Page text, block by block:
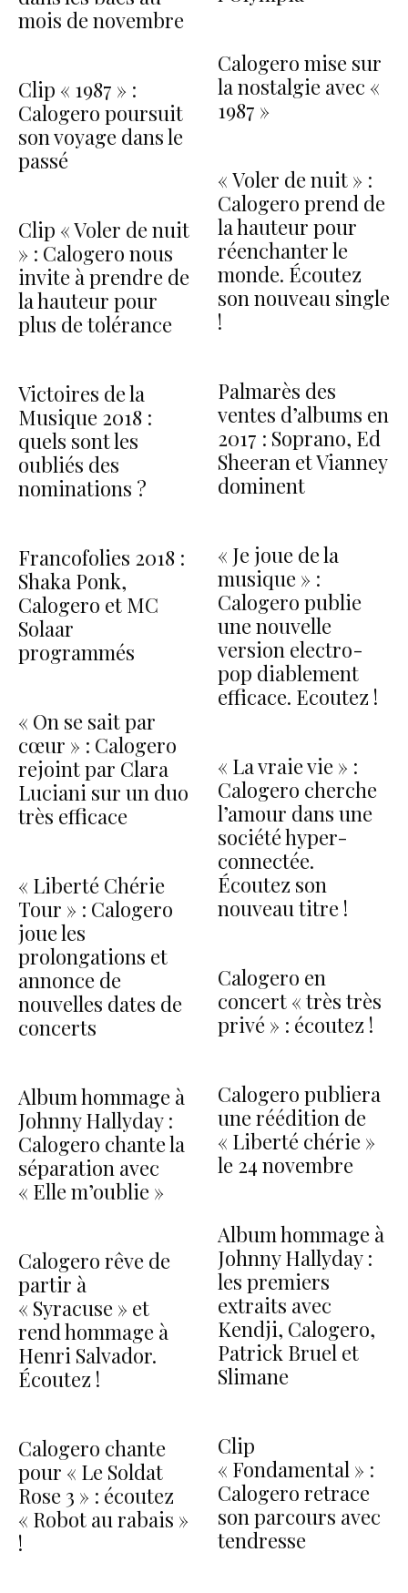
mois de novembre
Clip « 1987 » :
Calogero poursuit
son voyage dans le
passé
Clip « Voler de nuit
» : Calogero nous
invite à prendre de
la hauteur pour
plus de tolérance
Victoires de la
Musique 2018 :
quels sont les
oubliés des
nominations ?
Francofolies 2018 :
Shaka Ponk,
Calogero et MC
Solaar
programmés
« On se sait par
cœur » : Calogero
rejoint par Clara
Luciani sur un duo
très efficace
« Liberté Chérie
Tour » : Calogero
joue les
prolongations et
annonce de
nouvelles dates de
concerts
Album hommage à
Johnny Hallyday :
Calogero chante la
séparation avec
« Elle m’oublie »
Calogero rêve de
partir à
« Syracuse » et
rend hommage à
Henri Salvador.
Écoutez !
Calogero chante
pour « Le Soldat
Rose 3 » : écoutez
« Robot au rabais »
!
Calogero mise sur
la nostalgie avec «
1987 »
« Voler de nuit » :
Calogero prend de
la hauteur pour
réenchanter le
monde. Écoutez
son nouveau single
!
Palmarès des
ventes d’albums en
2017 : Soprano, Ed
Sheeran et Vianney
dominent
« Je joue de la
musique » :
Calogero publie
une nouvelle
version electro-
pop diablement
efficace. Ecoutez !
« La vraie vie » :
Calogero cherche
l’amour dans une
société hyper-
connectée.
Écoutez son
nouveau titre !
Calogero en
concert « très très
privé » : écoutez !
Calogero publiera
une réédition de
« Liberté chérie »
le 24 novembre
Album hommage à
Johnny Hallyday :
les premiers
extraits avec
Kendji, Calogero,
Patrick Bruel et
Slimane
Clip
« Fondamental » :
Calogero retrace
son parcours avec
tendresse